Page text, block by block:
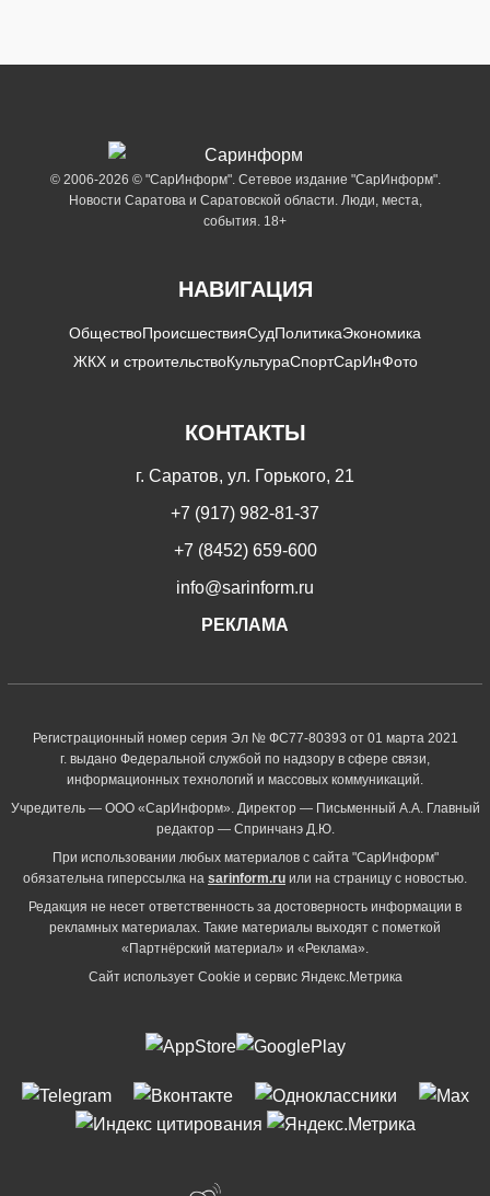
© 2006-2026 © "СарИнформ". Сетевое издание "СарИнформ".
Новости Саратова и Саратовской области. Люди, места,
события. 18+
НАВИГАЦИЯ
ОбществоПроисшествияСудПолитикаЭкономика
ЖКХ и строительствоКультураСпортСарИнФото
КОНТАКТЫ
г. Саратов, ул. Горького, 21
+7 (917) 982-81-37
+7 (8452) 659-600
info@sarinform.ru
РЕКЛАМА
Регистрационный номер серия Эл № ФС77-80393 от 01 марта 2021
г. выдано Федеральной службой по надзору в сфере связи,
информационных технологий и массовых коммуникаций.
Учредитель — ООО «СарИнформ». Директор — Письменный А.А. Главный
редактор — Спринчанэ Д.Ю.
При использовании любых материалов с сайта "СарИнформ"
обязательна гиперссылка на sarinform.ru или на страницу с новостью.
Редакция не несет ответственность за достоверность информации в
рекламных материалах. Такие материалы выходят с пометкой
«Партнёрский материал» и «Реклама».
Сайт использует Cookie и сервиc Яндекс.Метрика